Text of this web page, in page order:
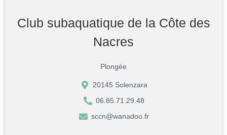
Club subaquatique de la Côte des
Nacres
Plongée
20145 Solenzara
06.85.71.29.48
sccn@wanadoo.fr